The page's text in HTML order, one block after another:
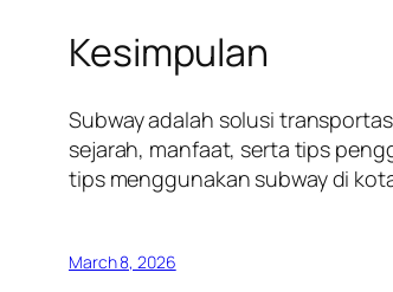
Kesimpulan
Subway adalah solusi
sejarah, manfaat, serta tips
tips menggunakan subway di
March 8, 2026